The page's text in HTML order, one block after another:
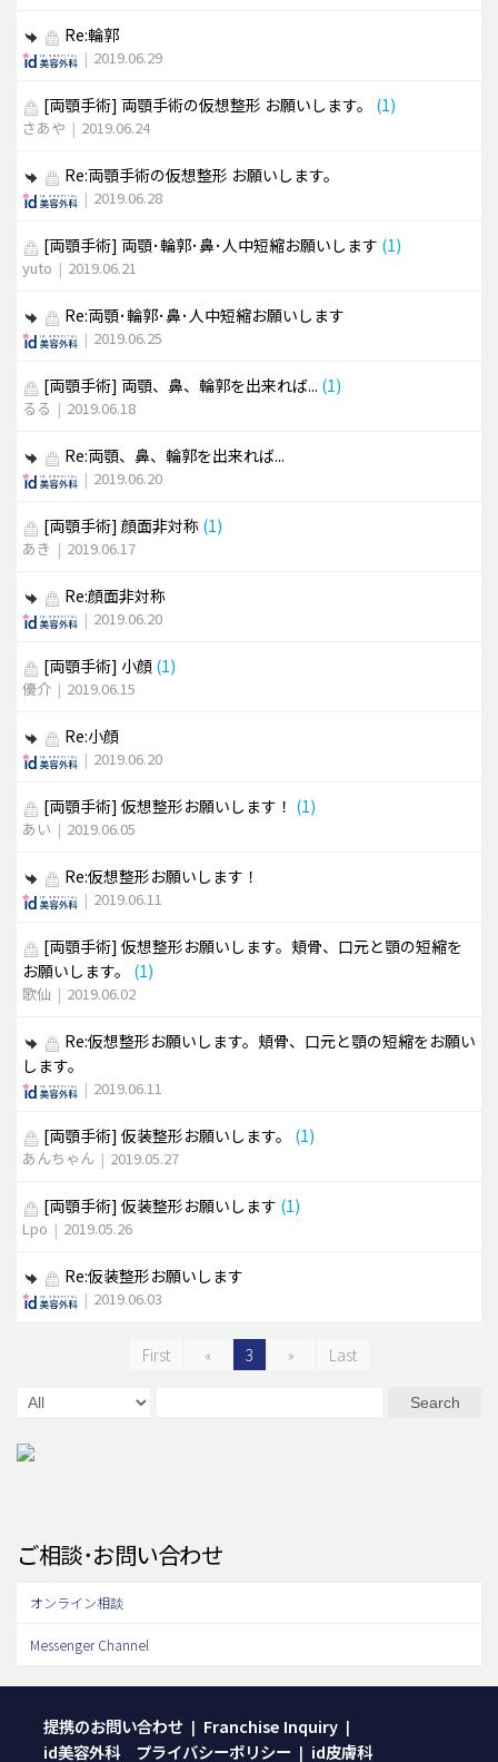
Re:輪郭
| 2019.06.29
[両顎手術] 両顎手術の仮想整形 お願いします。 (1)
さあや | 2019.06.24
Re:両顎手術の仮想整形 お願いします。
| 2019.06.28
[両顎手術] 両顎･輪郭･鼻･人中短縮お願いします (1)
yuto | 2019.06.21
Re:両顎･輪郭･鼻･人中短縮お願いします
| 2019.06.25
[両顎手術] 両顎、鼻、輪郭を出来れば... (1)
るる | 2019.06.18
Re:両顎、鼻、輪郭を出来れば...
| 2019.06.20
[両顎手術] 顔面非対称 (1)
あき | 2019.06.17
Re:顔面非対称
| 2019.06.20
[両顎手術] 小顔 (1)
優介 | 2019.06.15
Re:小顔
| 2019.06.20
[両顎手術] 仮想整形お願いします！ (1)
あい | 2019.06.05
Re:仮想整形お願いします！
| 2019.06.11
[両顎手術] 仮想整形お願いします。頬骨、口元と顎の短縮を
お願いします。 (1)
歌仙 | 2019.06.02
Re:仮想整形お願いします。頬骨、口元と顎の短縮をお願い
します。
| 2019.06.11
[両顎手術] 仮装整形お願いします。 (1)
あんちゃん | 2019.05.27
[両顎手術] 仮装整形お願いします (1)
Lpo | 2019.05.26
Re:仮装整形お願いします
| 2019.06.03
First « 3 » Last
Search
ご相談･お問い合わせ
オンライン相談
Messenger Channel
提携のお問い合わせ | Franchise Inquiry |
id美容外科 プライバシーポリシー | id皮膚科